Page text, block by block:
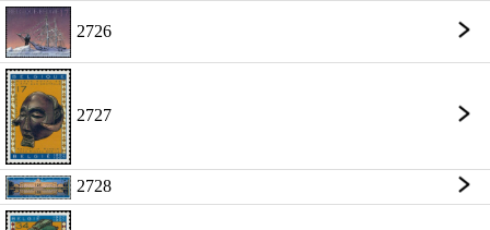
2726
2727
2728